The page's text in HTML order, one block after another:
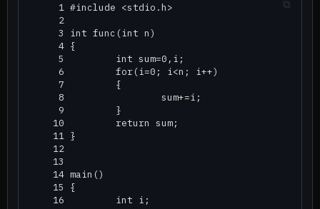
     1 #include <stdio.h>
     2
     3 int func(int n)
     4 {
     5         int sum=0,i;
     6         for(i=0; i<n; i++)
     7         {
     8                 sum+=i;
     9         }
    10         return sum;
    11 }
    12
    13
    14 main()
    15 {
    16         int i;